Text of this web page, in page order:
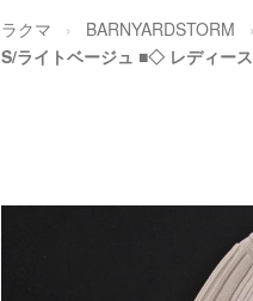
ラクマ BARNYARDSTORM
S/ライトベージュ ■◇ レディース